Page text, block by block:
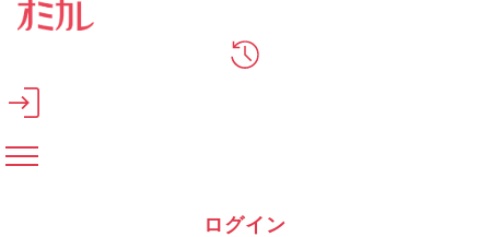
メインコンテンツへスキップ
ログイン